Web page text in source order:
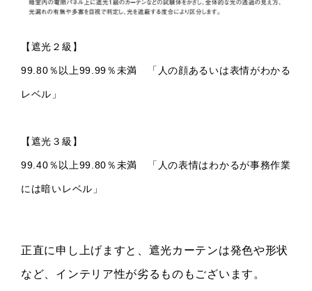
【遮光２級】
99.80％以上99.99％未満 「人の顔あるいは表情がわかる
レベル」
【遮光３級】
99.40％以上99.80％未満 「人の表情はわかるが事務作業
には暗いレベル」
正直に申し上げますと、遮光カーテンは発色や形状
など、インテリア性が劣るものもございます。